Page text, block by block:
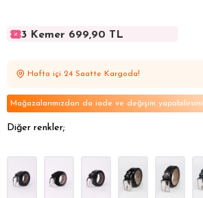
3 Kemer 699,90 TL
3 Kemer 699,90 TL
Hafta içi 24 Saatte Kargoda!
Mağazalarımızdan da iade ve değişim
Diğer renkler;